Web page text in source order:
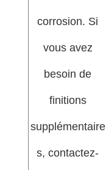
corrosion. Si
vous avez
besoin de
finitions
supplémentaire
s, contactez-